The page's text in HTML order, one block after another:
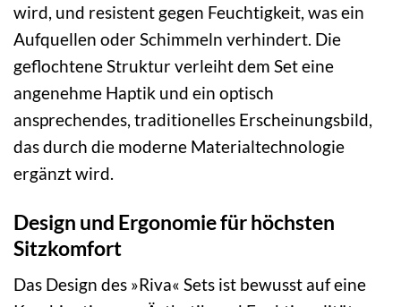
wird, und resistent gegen Feuchtigkeit, was ein
Aufquellen oder Schimmeln verhindert. Die
geflochtene Struktur verleiht dem Set eine
angenehme Haptik und ein optisch
ansprechendes, traditionelles Erscheinungsbild,
das durch die moderne Materialtechnologie
ergänzt wird.
Design und Ergonomie für höchsten
Sitzkomfort
Das Design des »Riva« Sets ist bewusst auf eine